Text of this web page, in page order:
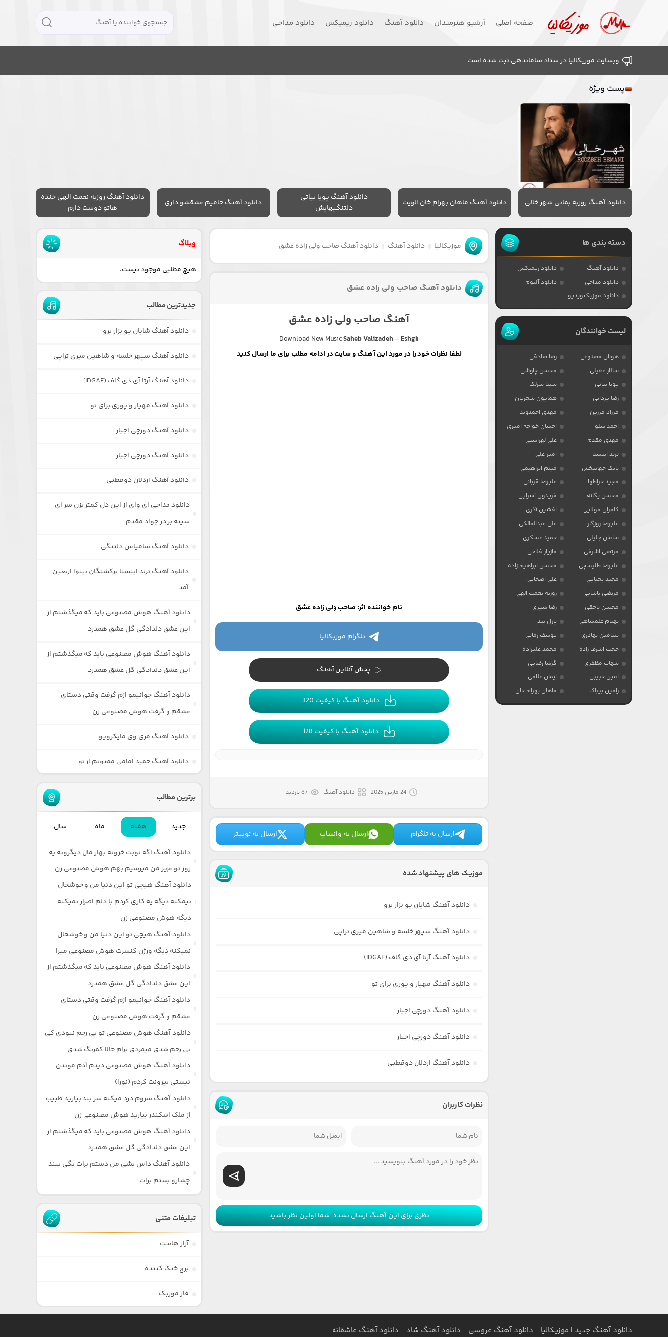
صفحه اصلی آرشیو هنرمندان دانلود آهنگ دانلود ریمیکس دانلود مداحی
وبسایت موزیکالیا در ستاد ساماندهی ثبت شده است
پست ویژه
دانلود آهنگ روزبه بمانی شهر خالی دانلود آهنگ ماهان بهرام خان الویت
دانلود آهنگ پویا بیاتی
دلتنگیهایش
دانلود آهنگ حامیم عشقشو داری
دانلود آهنگ روزبه نعمت الهی خنده
هاتو دوست دارم
موزیکالیا دانلود آهنگ دانلود آهنگ صاحب ولی زاده عشق
دانلود آهنگ صاحب ولی زاده عشق
آهنگ صاحب ولی زاده عشق
Download New MusicSaheb Valizadeh – Eshgh
لطفا نظرات خود را در مورد این آهنگ و سایت در ادامه مطلب برای ما ارسال کنید
نام خواننده اثر: صاحب ولی زاده عشق
تلگرام موزیکالیا
پخش آنلاین آهنگ
دانلود آهنگ با کیفیت 320
دانلود آهنگ با کیفیت 128
24 مارس 2025 دانلود آهنگ 87 بازدید
ارسال به تلگرام ارسال به واتساپ ارسال به توییتر
موزیک های پیشنهاد شده
دانلود آهنگ شایان یو بزار برو
دانلود آهنگ سپهر خلسه و شاهین میری تراپی
دانلود آهنگ آرتا آی دی گاف (IDGAF)
دانلود آهنگ مهیار و پوری برای تو
دانلود آهنگ دورچی اجبار
دانلود آهنگ دورچی اجبار
دانلود آهنگ اردلان دوقطبی
نظرات کاربران
نظری برای این آهنگ ارسال نشده، شما اولین نظر باشید
دسته بندی ها
دانلود آهنگ
دانلود ریمیکس
دانلود مداحی
دانلود آلبوم
دانلود موزیک ویدیو
لیست خوانندگان
هوش مصنوعی
رضا صادقی
سالار عقیلی
محسن چاوشی
پویا بیاتی
سینا سرلک
رضا یزدانی
همایون شجریان
فرزاد فرزین
مهدی احمدوند
احمد سلو
احسان خواجه امیری
مهدی مقدم
علی لهراسبی
ترند اینستا
امیر علی
بابک جهانبخش
میثم ابراهیمی
مجید خراطها
علیرضا قربانی
محسن یگانه
فریدون آسرایی
کامران مولایی
افشین آذری
علیرضا روزگار
علی عبدالمالکی
سامان جلیلی
حمید عسکری
مرتضی اشرفی
مازیار فلاحی
علیرضا طلیسچی
محسن ابراهیم زاده
مجید یحیایی
علی اصحابی
مرتضی پاشایی
روزبه نعمت الهی
محسن یاحقی
رضا شیری
بهنام علمشاهی
پازل بند
بنیامین بهادری
یوسف زمانی
حجت اشرف زاده
محمد علیزاده
شهاب مظفری
گرشا رضایی
امین حبیبی
ایمان غلامی
رامین بیباک
ماهان بهرام خان
وبلاگ
هیچ مطلبی موجود نیست.
جدیدترین مطالب
دانلود آهنگ شایان یو بزار برو
دانلود آهنگ سپهر خلسه و شاهین میری تراپی
دانلود آهنگ آرتا آی دی گاف (IDGAF)
دانلود آهنگ مهیار و پوری برای تو
دانلود آهنگ دورچی اجبار
دانلود آهنگ دورچی اجبار
دانلود آهنگ اردلان دوقطبی
دانلود مداحی ای وای از این دل کمتر بزن سر ای
سینه بر در جواد مقدم
دانلود آهنگ سامیاس دلتنگی
دانلود آهنگ ترند اینستا برکشتگان نینوا اربعین
آمد
دانلود آهنگ هوش مصنوعی باید که میگذشتم از
این عشق دلدادگی گل عشق همدرد
دانلود آهنگ هوش مصنوعی باید که میگذشتم از
این عشق دلدادگی گل عشق همدرد
دانلود آهنگ جوانیمو ازم گرفت وقتی دستای
عشقم و گرفت هوش مصنوعی زن
دانلود آهنگ مری وی مایکرویو
دانلود آهنگ حمید امامی ممنونم از تو
برترین مطالب
جدید هفته ماه سال
دانلود آهنگ اگه نوبت خزونه بهار مال دیگرونه یه
روز تو عزیز من میرسیم بهم هوش مصنوعی زن
دانلود آهنگ هیچی تو این دنیا من و خوشحال
نیمکنه دیگه یه کاری کردم با دلم اصرار نمیکنه
دیگه هوش مصنوعی زن
دانلود آهنگ هیچی تو این دنیا من و خوشحال
نمیکنه دیگه ورژن کنسرت هوش مصنوعی میرا
دانلود آهنگ هوش مصنوعی باید که میگذشتم از
این عشق دلدادگی گل عشق همدرد
دانلود آهنگ جوانیمو ازم گرفت وقتی دستای
عشقم و گرفت هوش مصنوعی زن
دانلود آهنگ هوش مصنوعی تو بی رحم نبودی کی
بی رحم شدی میمردی برام حالا کمرنگ شدی
دانلود آهنگ هوش مصنوعی دیدم آدم موندن
نیستی بیرونت کردم (نورا)
دانلود آهنگ سروم درد میکنه سر بند بیارید طبیب
از ملک اسکندر بیارید هوش مصنوعی زن
دانلود آهنگ هوش مصنوعی باید که میگذشتم از
این عشق دلدادگی گل عشق همدرد
دانلود آهنگ داس بشی من دستم برات بگی ببند
چشارو بستم برات
تبلیغات متنی
آراز هاست
برج خنک کننده
فاز موزیک
دانلود آهنگ جدید | موزیکالیا دانلود آهنگ عروسی دانلود آهنگ شاد دانلود آهنگ عاشقانه